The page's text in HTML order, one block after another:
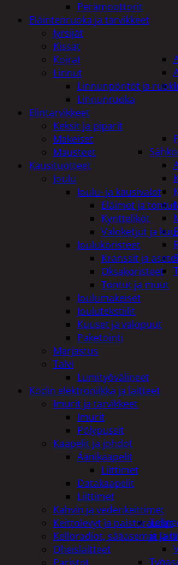
ja
Perämoottorit
Eläintenruoka ja tarvikkeet
Jyrsijät
Kissat
Koirat
Linnut
Linnunpöntöt ja
Linnunruoka
Elintarvikkeet
Keksit ja piparit
Makeiset
Mausteet
Kausituotteet
Joulu
Joulu- ja kausivalot
Eläimet ja tontut
Kyntteliköt
Valoketjut ja
Joulukoristeet
Kranssit ja
Oksakoristeet
Tontut ja muut
Joulumakeiset
Joulutekstiilit
Kuuset ja valopuut
Paketointi
Marjastus
Talvi
Lumityövälineet
Kodin elektroniikka ja laitteet
Imurit ja tarvikkeet
Imurit
Pölypussit
Kaapelit ja johdot
Äänikaapelit
Liittimet
Datakaapelit
Liittimet
Kahvin ja vedenkeittimet
Keittolevyt ja paistoraudat
Kelloradiot, sääasemat ja
Oheislaitteet